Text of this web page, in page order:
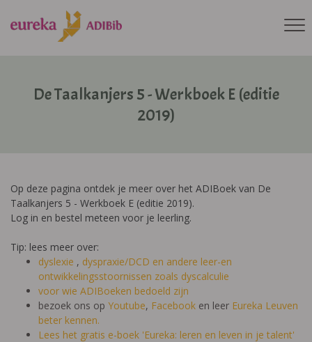
De Taalkanjers 5 - Werkboek E (editie
2019)
Op deze pagina ontdek je meer over het ADIBoek van De
Taalkanjers 5 - Werkboek E (editie 2019).
Log in en bestel meteen voor je leerling.
Tip: lees meer over:
dyslexie , dyspraxie/DCD en andere leer-en
ontwikkelingsstoornissen zoals dyscalculie
voor wie ADIBoeken bedoeld zijn
bezoek ons op Youtube, Facebook en leer Eureka Leuven
beter kennen.
Lees het gratis e-boek 'Eureka: leren en leven in je talent'